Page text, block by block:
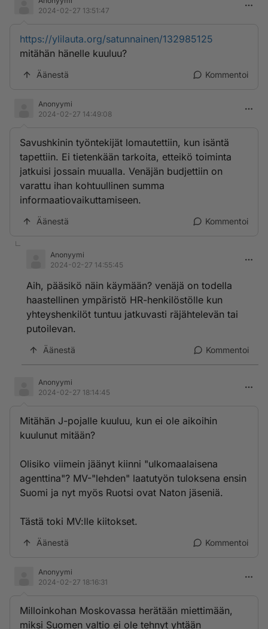
2024-02-27 13:51:47
https://ylilauta.org/satunnainen/132985125
mitähän hänelle kuuluu?
Äänestä Kommentoi
Anonyymi
2024-02-27 14:49:08
Savushkinin työntekijät lomautettiin, kun isäntä
tapettiin. Ei tietenkään tarkoita, etteikö toiminta
jatkuisi jossain muualla. Venäjän budjettiin on
varattu ihan kohtuullinen summa
informaatiovaikuttamiseen.
Äänestä Kommentoi
Anonyymi
2024-02-27 14:55:45
Aih, pääsikö näin käymään? venäjä on todella
haastellinen ympäristö HR-henkilöstölle kun
yhteyshenkilöt tuntuu jatkuvasti räjähtelevän tai
putoilevan.
Äänestä Kommentoi
Anonyymi
2024-02-27 18:14:45
Mitähän J-pojalle kuuluu, kun ei ole aikoihin
kuulunut mitään?
Olisiko viimein jäänyt kiinni "ulkomaalaisena
agenttina"? MV-"lehden" laatutyön tuloksena ensin
Suomi ja nyt myös Ruotsi ovat Naton jäseniä.
Tästä toki MV:lle kiitokset.
Äänestä Kommentoi
Anonyymi
2024-02-27 18:16:31
Milloinkohan Moskovassa herätään miettimään,
miksi Suomen valtio ei ole tehnyt yhtään